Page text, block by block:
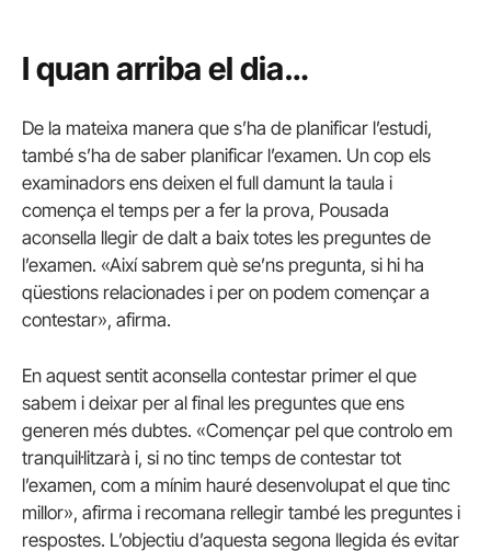
I quan arriba el dia…
De la mateixa manera que s’ha de planificar l’estudi,
també s’ha de saber planificar l’examen. Un cop els
examinadors ens deixen el full damunt la taula i
comença el temps per a fer la prova, Pousada
aconsella llegir de dalt a baix totes les preguntes de
l’examen. «Així sabrem què se’ns pregunta, si hi ha
qüestions relacionades i per on podem començar a
contestar», afirma.
En aquest sentit aconsella contestar primer el que
sabem i deixar per al final les preguntes que ens
generen més dubtes. «Començar pel que controlo em
tranquil·litzarà i, si no tinc temps de contestar tot
l’examen, com a mínim hauré desenvolupat el que tinc
millor», afirma i recomana rellegir també les preguntes i
respostes. L’objectiu d’aquesta segona llegida és evitar